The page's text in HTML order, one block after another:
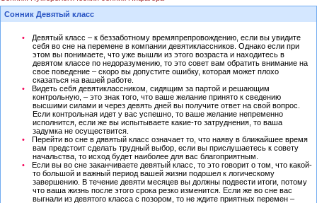
Сонник Девятый класс
Девятый класс – к беззаботному времяпрепровождению, если вы увидите
себя во сне на перемене в компании девятиклассников. Однако если при
этом вы понимаете, что уже вышли из этого возраста и находитесь в
девятом классе по недоразумению, то это совет вам обратить внимание на
свое поведение – скоро вы допустите ошибку, которая может плохо
сказаться на вашей работе.
Видеть себя девятиклассником, сидящим за партой и решающим
контрольную, – это знак того, что ваше желание принято к сведению
высшими силами и через девять дней вы получите ответ на свой вопрос.
Если контрольная идет у вас успешно, то ваше желание непременно
исполнится, если же вы испытываете какие-то затруднения, то ваша
задумка не осуществится.
Перейти во сне в дявятый класс означает то, что наяву в ближайшее время
вам предстоит сделать трудный выбор, если вы прислушаетесь к совету
начальства, то исход будет наиболее для вас благоприятным.
Если вы во сне заканчиваете девятый класс, то это говорит о том, что какой-
то большой и важный период вашей жизни подошел к логическому
завершению. В течение девяти месяцев вы должны подвести итоги, потому
что ваша жизнь после этого срока резко изменится. Если же во сне вас
выгнали из девятого класса с позором, то не ждите приятных перемен –